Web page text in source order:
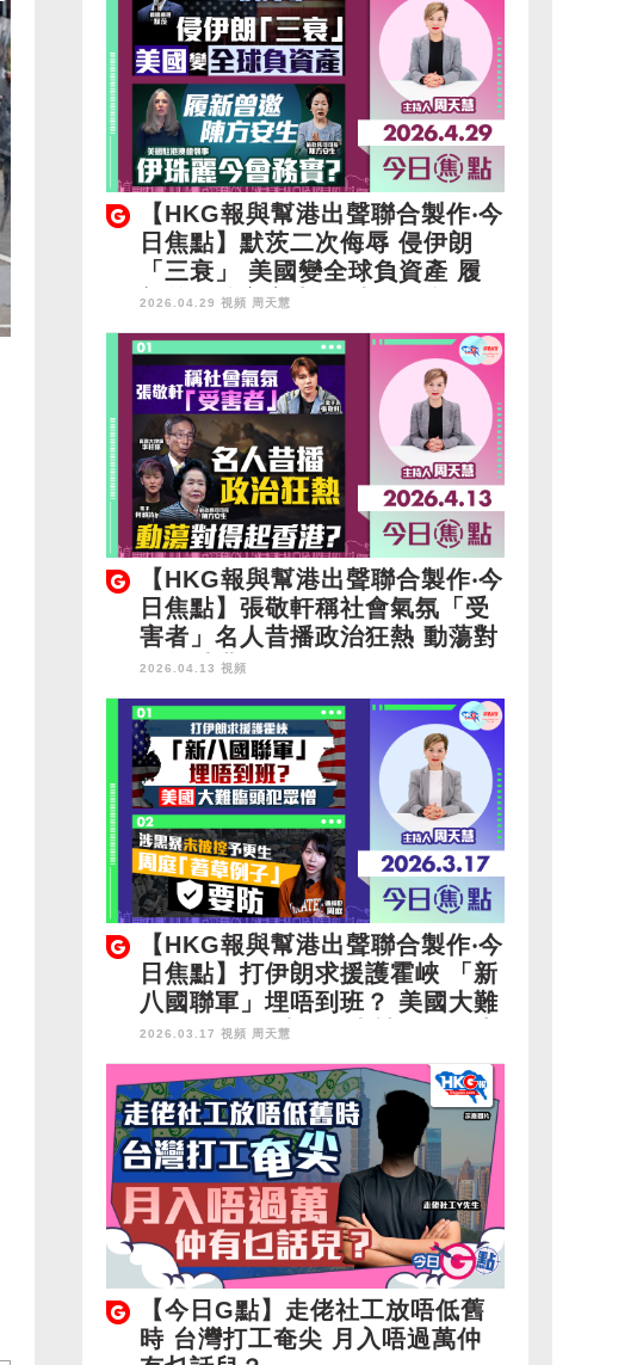
【HKG報與幫港出聲聯合製作‧今
日焦點】默茨二次侮辱 侵伊朗
「三衰」 美國變全球負資產 履
新曾邀陳方安生 伊珠麗今會務
實？
2026.04.29 視頻 周天慧
【HKG報與幫港出聲聯合製作‧今
日焦點】張敬軒稱社會氣氛「受
害者」名人昔播政治狂熱 動蕩對
得起香港？
2026.04.13 視頻
【HKG報與幫港出聲聯合製作‧今
日焦點】打伊朗求援護霍峽 「新
八國聯軍」埋唔到班？ 美國大難
臨頭犯眾憎 涉黑暴未被控予更生
周庭「著草例子」要防
2026.03.17 視頻 周天慧
【今日G點】走佬社工放唔低舊
時 台灣打工奄尖 月入唔過萬仲